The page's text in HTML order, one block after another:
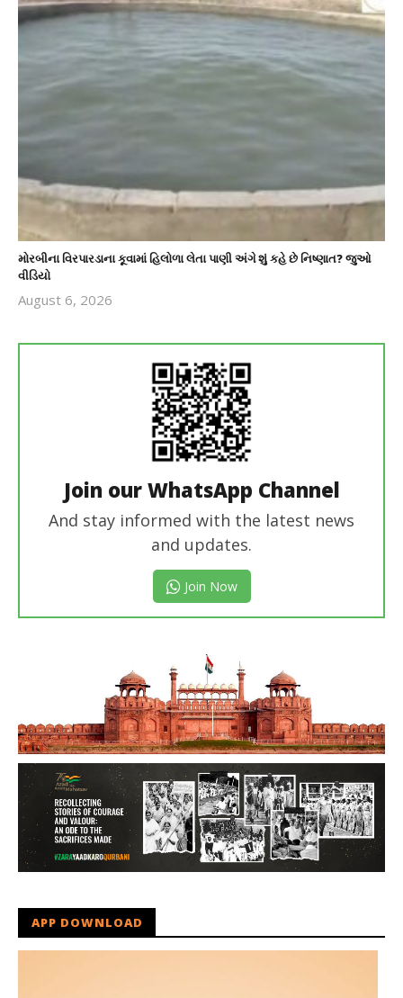
મોરબીના વિરપારડાના કૂવામાં હિલોળા લેતા પાણી અંગે શું કહે છે નિષ્ણાત? જુઓ
વીડિયો
August 6, 2026
Join our WhatsApp Channel
And stay informed with the latest news
and updates.
Join Now
APP DOWNLOAD